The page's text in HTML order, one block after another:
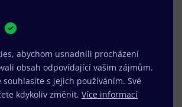
s.r.o.abychom usnadnili procházení
obsah odpovídající vašim zájmům.
souhlasíte s jejich používáním. Své
kdykoliv změnit. Více informací